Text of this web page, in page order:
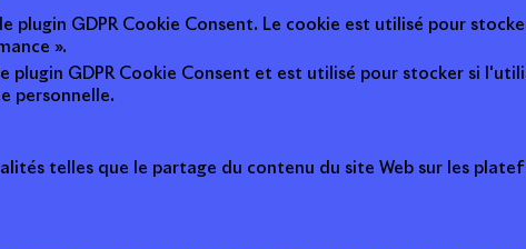
plugin GDPR Cookie Consent. Le cookie est utilisé pour
».
plugin GDPR Cookie Consent et est utilisé pour stocker si
personnelle.
telles que le partage du contenu du site Web sur les